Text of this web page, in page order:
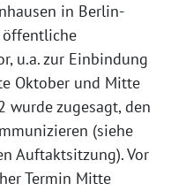
in Berlin-
öffentliche
u.a. zur Einbindung
Oktober und Mitte
wurde zugesagt, den
(siehe
Auftaktsitzung). Vor
Termin Mitte